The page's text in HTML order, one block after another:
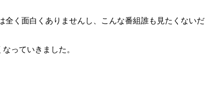
全く面白くありませんし、こんな番組誰も見たくないだ
っていきました。